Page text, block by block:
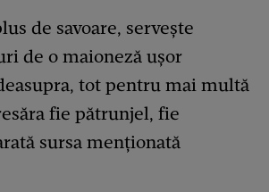
de savoare, servește
de o maioneză ușor
tot pentru mai multă
fie pătrunjel, fie
sursa menționată